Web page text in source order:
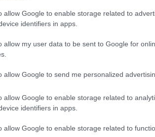
allow Google to enable storage related to
identifiers in apps.
allow my user data to be sent to Google for
allow Google to send me personalized
allow Google to enable storage related to
identifiers in apps.
allow Google to enable storage related to
nem tárhej lenne, sokkal inkább valami
sufni, teóriarekesz, hipotézisfach.
amejen át a világideákkal
megnyíló legszeméjesebb
közé kotorva győződhetnék meg
sokkal magasztosabb és
befogadja. transzcendens
üres. a semmi tátong benne
meg tobzódó tartalommal. épp úgy,